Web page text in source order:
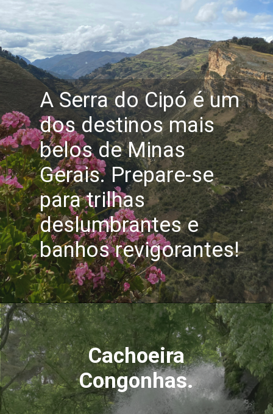
A Serra do Cipó é um
dos destinos mais
belos de Minas
Gerais. Prepare-se
para trilhas
deslumbrantes e
banhos revigorantes!
Cachoeira
Congonhas.